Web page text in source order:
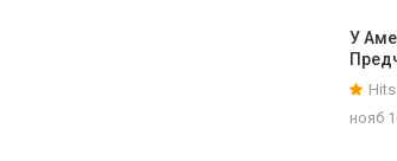
У
нояб